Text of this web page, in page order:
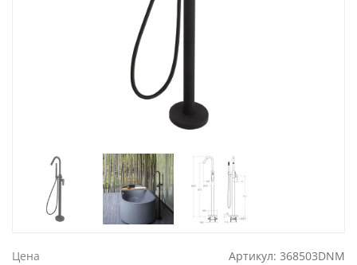
Цена Артикул: 368503DNM